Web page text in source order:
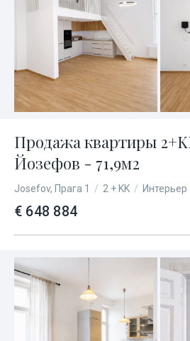
Продажа квартиры
Йозефов - 71,9м2
Josefov, Прага 1 / 2 + KK / Интерьер
€ 648 884